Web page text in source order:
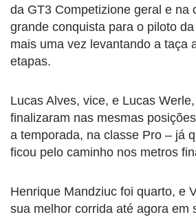
da GT3 Competizione geral e na
grande conquista para o piloto
mais uma vez levantando a taça
etapas.
Lucas Alves, vice, e Lucas
finalizaram nas mesmas
a temporada, na classe Pro – já
ficou pelo caminho nos metros
Henrique Mandziuc foi quarto, e
sua melhor corrida até agora em